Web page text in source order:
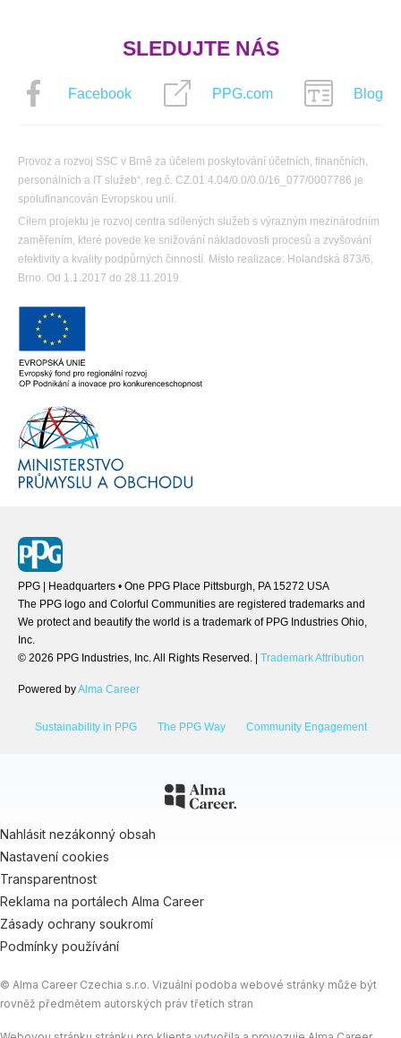
SLEDUJTE NÁS
Facebook PPG.com Blog
Provoz a rozvoj SSC v Brně za účelem poskytování účetních, finančních,
personálních a IT služeb“, reg.č. CZ.01.4.04/0.0/0.0/16_077/0007786 je
spolufinancován Evropskou unií.
Cílem projektu je rozvoj centra sdílených služeb s výrazným mezinárodním
zaměřením, které povede ke snižování nákladovosti procesů a zvyšování
efektivity a kvality podpůrných činností. Místo realizace: Holandská 873/6,
Brno. Od 1.1.2017 do 28.11.2019.
PPG | Headquarters • One PPG Place Pittsburgh, PA 15272 USA
The PPG logo and Colorful Communities are registered trademarks and
We protect and beautify the world is a trademark of PPG Industries Ohio,
Inc.
© 2026 PPG Industries, Inc. All Rights Reserved. | Trademark Attribution
Powered byAlma Career
Sustainability in PPG The PPG Way Community Engagement
Nahlásit nezákonný obsah
Nastavení cookies
Transparentnost
Reklama na portálech Alma Career
Zásady ochrany soukromí
Podmínky používání
© Alma Career Czechia s.r.o. Vizuální podoba webové stránky může být
rovněž předmětem autorských práv třetích stran